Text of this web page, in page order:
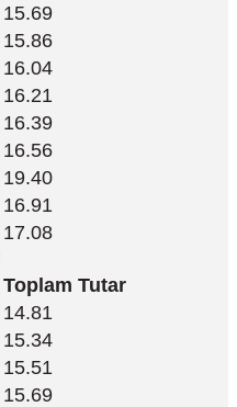
15.69
15.86
16.04
16.21
16.39
16.56
19.40
16.91
17.08
Toplam Tutar
14.81
15.34
15.51
15.69